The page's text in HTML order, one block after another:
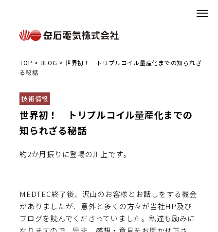
TOP > BLOG > 世界初！ トリプルコイル量産化までの知られざ
る秘話
技術情報
世界初！ トリプルコイル量産化までの
知られざる秘話
約2か月振りに登場の川上です。
MEDTEC終了後、沢山のお客様とお話しをする機会
がありましたが、意外と多くの方々が当社HP及び
ブログを読んでくださっていました。私達も励みに